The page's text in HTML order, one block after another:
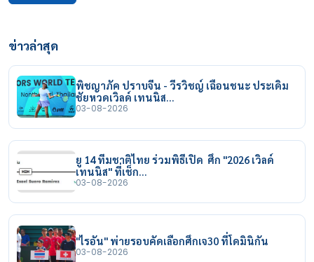
ข่าวล่าสุด
พิชญาภัค ปราบจีน - วีรวิชญ์ เฉือนชนะ ประเดิม
ชัยหวดเวิลด์ เทนนิส…
03-08-2026
ยู 14 ทีมชาติไทย ร่วมพิธีเปิด ศึก "2026 เวิลด์
เทนนิส" ที่เช็ก…
03-08-2026
"ไรอัน" พ่ายรอบคัดเลือกศึกเจ30 ที่โดมินิกัน
03-08-2026